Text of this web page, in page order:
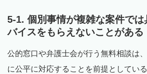
5-1. 個別事情が複雑な案件では
バイスをもらえないことがある
公的窓口や弁護士会が行う無料相談は
に公平に対応することを前提としてい